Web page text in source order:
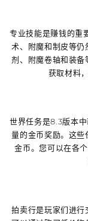
专业技能是赚钱的重
术、附魔和制皮等
剂、附魔卷轴和装
获取材料
世界任务是8.3版本
量的金币奖励。这些
金币。您可以在各
拍卖行是玩家们进